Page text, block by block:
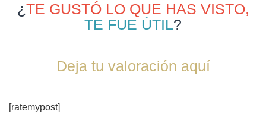
¿TE GUSTÓ LO QUE HAS VISTO,
TE FUE ÚTIL?
Deja tu valoración aquí
[ratemypost]